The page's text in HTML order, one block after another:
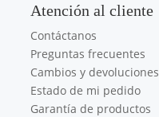
Atención al cliente
Contáctanos
Preguntas frecuentes
Cambios y devoluciones
Estado de mi pedido
Garantía de productos